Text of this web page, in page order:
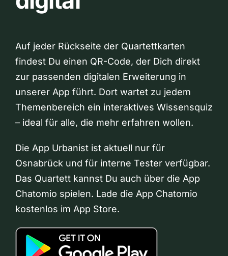
Auf jeder Rückseite der Quartettkarten
findest Du einen QR-Code, der Dich direkt
zur passenden digitalen Erweiterung in
unserer App führt. Dort wartet zu jedem
Themenbereich ein interaktives Wissensquiz
– ideal für alle, die mehr erfahren wollen.
Die App Urbanist ist aktuell nur für
Osnabrück und für interne Tester verfügbar.
Das Quartett kannst Du auch über die App
Chatomio spielen. Lade die App Chatomio
kostenlos im App Store.